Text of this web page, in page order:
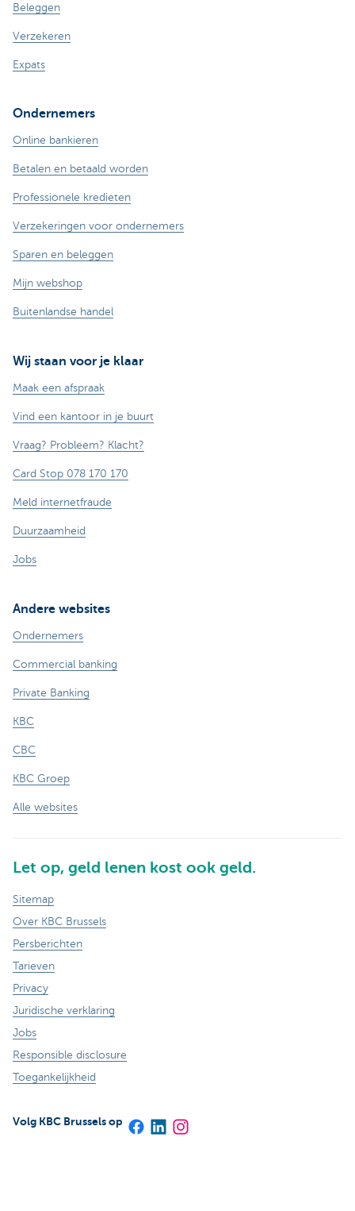
Beleggen
Verzekeren
Expats
Ondernemers
Online bankieren
Betalen en betaald worden
Professionele kredieten
Verzekeringen voor ondernemers
Sparen en beleggen
Mijn webshop
Buitenlandse handel
Wij staan voor je klaar
Maak een afspraak
Vind een kantoor in je buurt
Vraag? Probleem? Klacht?
Card Stop 078 170 170
Meld internetfraude
Duurzaamheid
Jobs
Andere websites
Ondernemers
Commercial banking
Private Banking
KBC
CBC
KBC Groep
Alle websites
Let op, geld lenen kost ook geld.
Sitemap
Over KBC Brussels
Persberichten
Tarieven
Privacy
Juridische verklaring
Jobs
Responsible disclosure
Toegankelijkheid
Volg KBC Brussels op